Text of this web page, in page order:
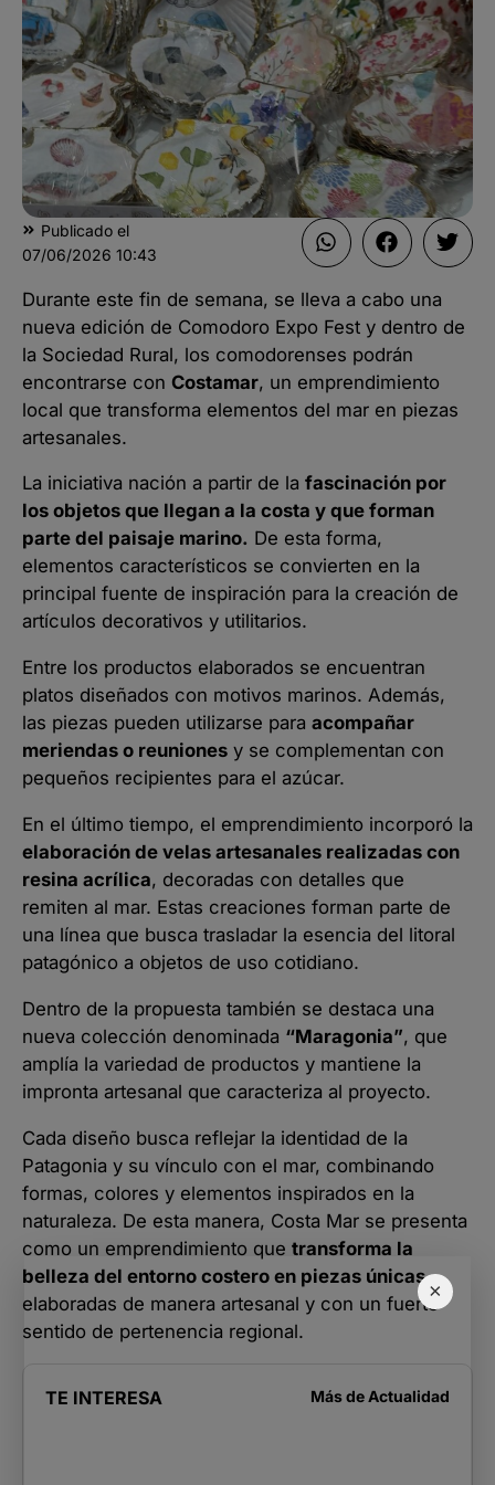
×
Publicado el
07/06/2026 10:43
Durante este fin de semana, se lleva a cabo una
nueva edición de Comodoro Expo Fest y dentro de
la Sociedad Rural, los comodorenses podrán
encontrarse con Costamar, un emprendimiento
local que transforma elementos del mar en piezas
artesanales.
La iniciativa nación a partir de la fascinación por
los objetos que llegan a la costa y que forman
parte del paisaje marino. De esta forma,
elementos característicos se convierten en la
principal fuente de inspiración para la creación de
artículos decorativos y utilitarios.
Entre los productos elaborados se encuentran
platos diseñados con motivos marinos. Además,
las piezas pueden utilizarse para acompañar
meriendas o reuniones y se complementan con
pequeños recipientes para el azúcar.
En el último tiempo, el emprendimiento incorporó la
elaboración de velas artesanales realizadas con
resina acrílica, decoradas con detalles que
remiten al mar. Estas creaciones forman parte de
una línea que busca trasladar la esencia del litoral
patagónico a objetos de uso cotidiano.
Dentro de la propuesta también se destaca una
nueva colección denominada “Maragonia”, que
amplía la variedad de productos y mantiene la
impronta artesanal que caracteriza al proyecto.
Cada diseño busca reflejar la identidad de la
Patagonia y su vínculo con el mar, combinando
formas, colores y elementos inspirados en la
naturaleza. De esta manera, Costa Mar se presenta
como un emprendimiento que transforma la
belleza del entorno costero en piezas únicas,
elaboradas de manera artesanal y con un fuerte
sentido de pertenencia regional.
TE INTERESA Más de Actualidad